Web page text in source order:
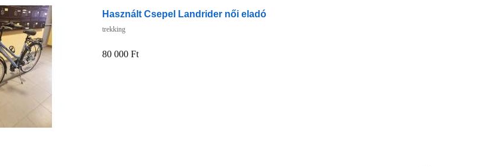
Használt Csepel Landrider női eladó
trekking
80 000 Ft